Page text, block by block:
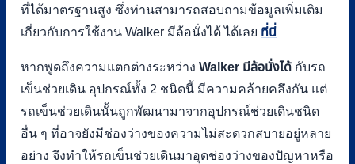
ที่ได้มาตรฐานสูง ซึ่งท่านสามารถสอบถามข้อมูลเพิ่มเติม
เกี่ยวกับการใช้งาน Walker มีล้อนั่งได้ ได้เลย ที่นี่
หากพูดถึงความแตกต่างระหว่าง Walker มีล้อนั่งได้ กับรถ
เข็นช่วยเดิน อุปกรณ์ทั้ง 2 ชนิดนี้ มีความคล้ายคลึงกัน แต่
รถเข็นช่วยเดินนั้นถูกพัฒนามาจากอุปกรณ์ช่วยเดินชนิด
อื่น ๆ ที่อาจยังมีช่องว่างของความไม่สะดวกสบายอยู่หลาย
อย่าง จึงทำให้รถเข็นช่วยเดินมาอุดช่องว่างของปัญหาหรือ